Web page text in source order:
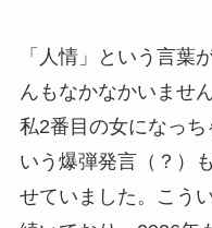
「人情」という言葉
んもなかなかいませ
私2番目の女になっ
いう爆弾発言（？）
せていました。こう